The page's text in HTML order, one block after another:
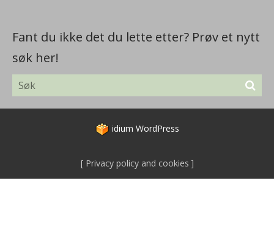
Fant du ikke det du lette etter? Prøv et nytt
søk her!
idium WordPress
Privacy policy and cookies